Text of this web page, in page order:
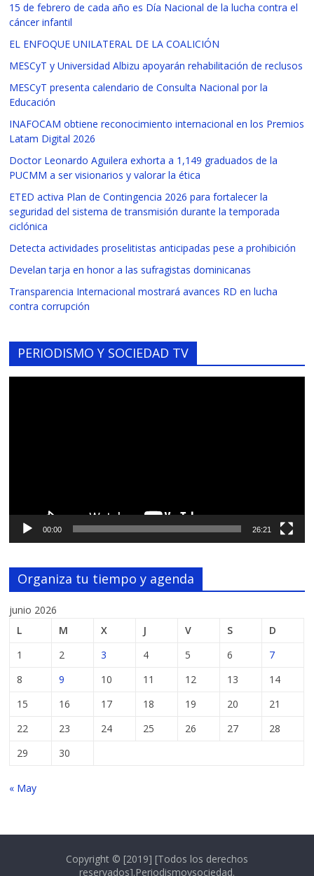
15 de febrero de cada año es Día Nacional de la lucha contra el
cáncer infantil
EL ENFOQUE UNILATERAL DE LA COALICIÓN
MESCyT y Universidad Albizu apoyarán rehabilitación de reclusos
MESCyT presenta calendario de Consulta Nacional por la
Educación
INAFOCAM obtiene reconocimiento internacional en los Premios
Latam Digital 2026
Doctor Leonardo Aguilera exhorta a 1,149 graduados de la
PUCMM a ser visionarios y valorar la ética
ETED activa Plan de Contingencia 2026 para fortalecer la
seguridad del sistema de transmisión durante la temporada
ciclónica
Detecta actividades proselitistas anticipadas pese a prohibición
Develan tarja en honor a las sufragistas dominicanas
Transparencia Internacional mostrará avances RD en lucha
contra corrupción
PERIODISMO Y SOCIEDAD TV
00:00 26:21
Organiza tu tiempo y agenda
junio 2026
L
M X J V S
D
1
2 3 4 5 6
7
8
9 10 11 12 13
14
15
16 17 18 19 20
21
22
23 24 25 26 27
28
29
30
« May
Copyright © [2019] [Todos los derechos
reservados].Periodismoysociedad.